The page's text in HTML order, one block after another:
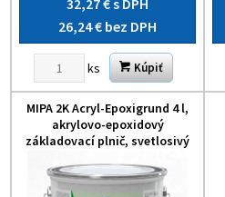
32,27 €s DPH
26,24 € bez DPH
ks Kúpiť
MIPA 2K Acryl-Epoxigrund 4 l,
akrylovo-epoxidový
základovací plnič, svetlosivý